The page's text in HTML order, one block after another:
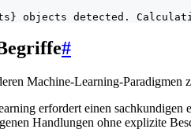
objects detected.
#
Machine-Learning-Paradigmen
erfordert einen sachkundigen
Handlungen ohne explizite